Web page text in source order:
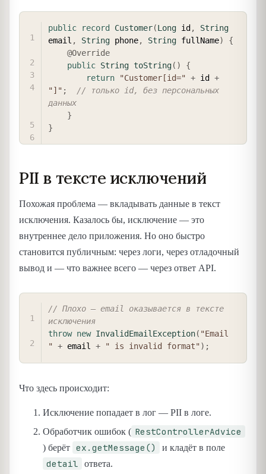
public record Customer(Long id ,
String
email , String phone, String fullName)
{
@Override
public String toString( )
{
return
"Customer[id=" + id +
"]" ;
// только id, без персональных
данных
}
}
PII в тексте исключений
Похожая проблема — вкладывать данные в текст
исключения. Казалось бы, исключение — это
внутреннее дело приложения. Но оно быстро
становится публичным: через логи, через отладочный
вывод и — что важнее всего — через ответ API.
// Плохо — email оказывается в тексте
исключения
throw new InvalidEmailException( "Email
" + email + " is invalid format") ;
Что здесь происходит:
Исключение попадает в лог — PII в логе.
Обработчик ошибок ( RestControllerAdvice
) берёт ex.getMessage() и кладёт в поле
detail
ответа.